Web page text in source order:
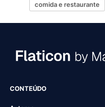
comida e restaurante
CONTEÚDO